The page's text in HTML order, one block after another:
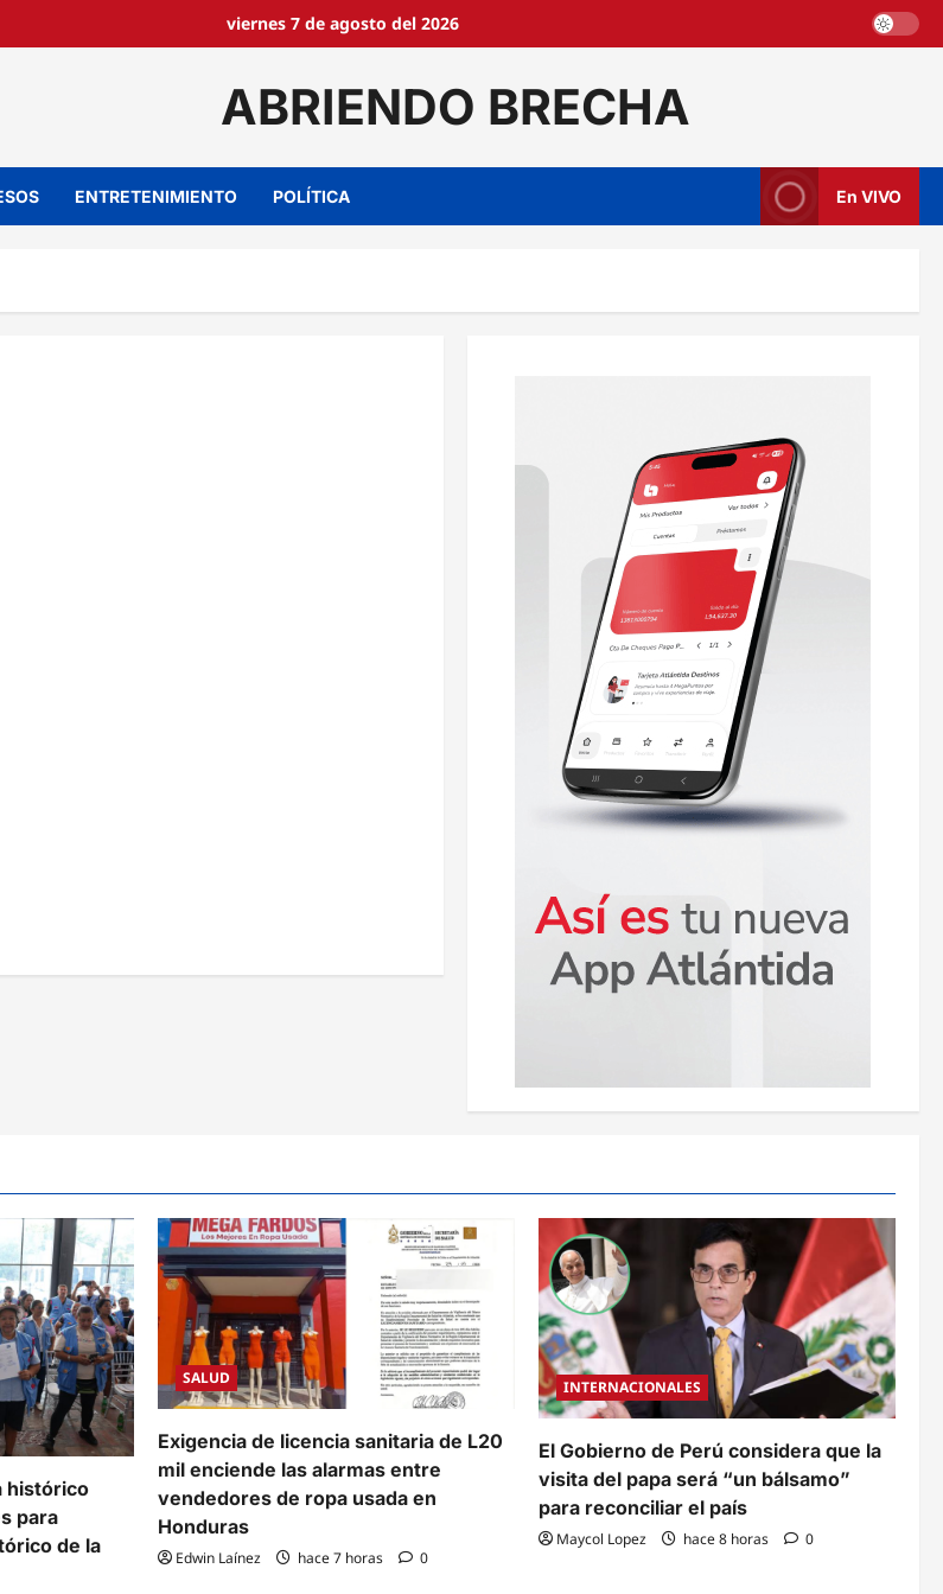
viernes 7 de agosto del 2026
ABRIENDO BRECHA
ENTRETENIMIENTO POLÍTICA En VIVO
histórico
para
de la
SALUD
Exigencia de licencia sanitaria de L20
mil enciende las alarmas entre
vendedores de ropa usada en
Honduras
Edwin Laínez hace 7 horas 0
INTERNACIONALES
El Gobierno de Perú considera que la
visita del papa será “un bálsamo”
para reconciliar el país
Maycol Lopez hace 8 horas 0